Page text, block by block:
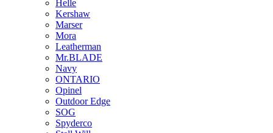
Helle
Kershaw
Marser
Mora
Leatherman
Mr.BLADE
Navy
ONTARIO
Opinel
Outdoor Edge
SOG
Spyderco